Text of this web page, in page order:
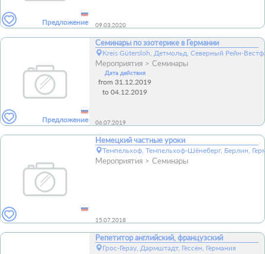
Предложение 09.03.2020
Предложение
Семинары по эзотерике в Германии
Kreis Gütersloh, Детмольд, Северный Рейн-
Мероприятия Семинары
Дата действия
from 31.12.2019
to 04.12.2019
06.07.2019
Немецкий частные уроки
Темпельхоф, Темпельхоф-Шёнеберг, Берлин,
Мероприятия Семинары
15.07.2018
Репетитор английский, французский
Грос-Герау, Дармштадт, Гессен, Германия